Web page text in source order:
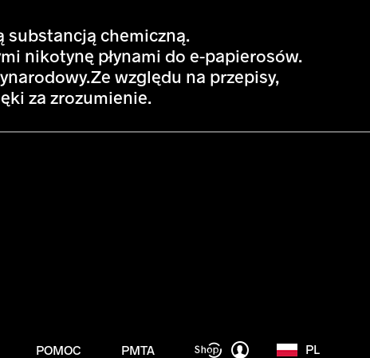
substancją chemiczną.
nikotynę płynami do e-papierosów.
względu na przepisy,
za zrozumienie.
POMOC PMTA PL